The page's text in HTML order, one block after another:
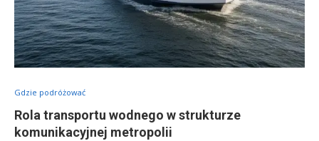
Gdzie podróżować
Rola transportu wodnego w strukturze
komunikacyjnej metropolii